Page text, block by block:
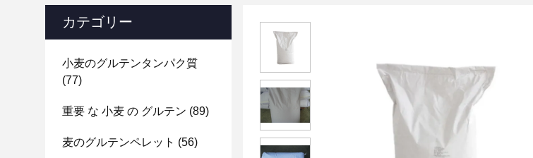
カテゴリー
小麦のグルテンタンパク質
(77)
重要 な 小麦 の グルテン (89)
麦のグルテンペレット (56)